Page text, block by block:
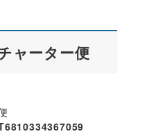
ャーター便